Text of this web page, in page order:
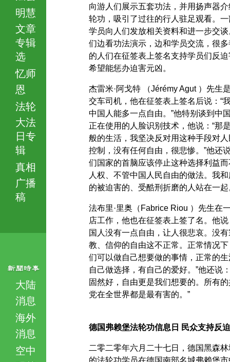
明慧
文章
专辑
选
忆师
恩
法轮
大法
日专
辑
真相
广播
稿
大陆
消息
海外
消息
空中
向游人们展示五套功法，并用扬声器介
轮功，吸引了过往的行人驻足观看。一
学员向人们发放相关资料和进一步交谈
们边看功法演示，边和学员交流，很多
的人们在征签表上签名支持学员们反迫
希望能惩办迫害元凶。
杰雷米·阿戈特 （Jérémy Agut ）先生
交车司机，他在征签表上签名后说：“
中国人能多一点自由。”他特别谈到中
正在使用的人脸识别技术，他说：“那
般的生活，我坚决反对用这种手段对人
控制，没有任何自由，很悲惨。”他还
们国家的首脑应该停止这种选择利益而
人权、不管中国人民自由的做法。我
的被迫害的、受酷刑折磨的人站在一起
法布里·里奥（Fabrice Riou ）先生在
店工作，他也在征签表上签了名。他说
国人没有一点自由，让人很悲哀。没有
教、信仰的自由这不正常。正常情况下
们可以做自己想要做的事情，正常的生
自己做选择，有自己的爱好。”他还说
固然好，自由更是我们想要的。所有
党在全世界都是最有害的。”
德国弗赖堡法轮功信息日 民众支持反
二零二零年六月二十七日，德国黑森